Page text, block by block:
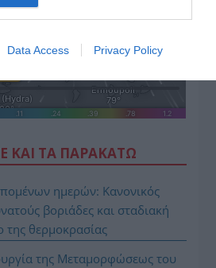
Data Access Privacy Policy
ΚΑΙ ΤΑ ΠΑΡΑΚΑΤΩ
ημερών: Κανονικός
βοριάδες και σταδιακή
της θερμοκρασίας
της Μεταμορφώσεως του